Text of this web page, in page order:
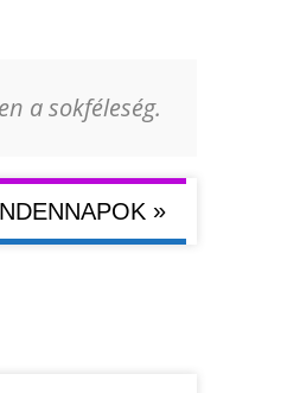
a sokféleség.
»